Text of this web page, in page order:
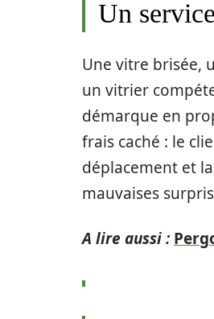
Un
Une vitre brisée,
un vitrier
démarque en
frais caché : le
déplacement et
mauvaises
A lire aussi :